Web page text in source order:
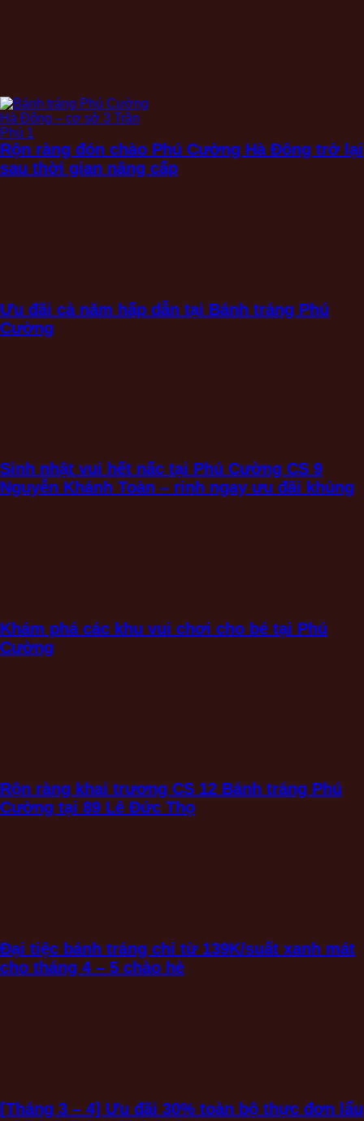
Rộn ràng đón chào Phú Cường Hà Đông trở lại
sau thời gian nâng cấp
Ưu đãi cả năm hấp dẫn tại Bánh tráng Phú
Cường
Sinh nhật vui hết nấc tại Phú Cường CS 9
Nguyễn Khánh Toàn – rinh ngay ưu đãi khủng
Khám phá các khu vui chơi cho bé tại Phú
Cường
Rộn ràng khai trương CS 12 Bánh tráng Phú
Cường tại 89 Lê Đức Thọ
Đại tiệc bánh tráng chỉ từ 139K/suất xanh mát
cho tháng 4 – 5 chào hè
[Tháng 3 – 4] Ưu đãi 30% toàn bộ thực đơn lẩu